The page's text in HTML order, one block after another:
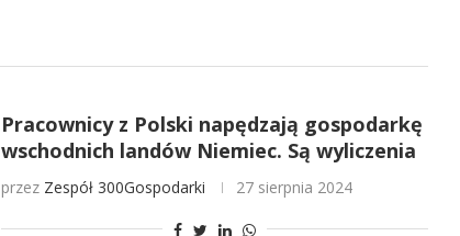
Pracownicy z Polski napędzają gospodarkę
wschodnich landów Niemiec. Są wyliczenia
przez Zespół 300Gospodarki 27 sierpnia 2024